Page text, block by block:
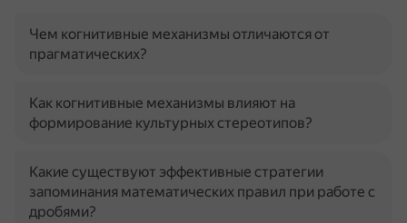
Чем когнитивные механизмы отличаются от
прагматических?
Как когнитивные механизмы влияют на
формирование культурных стереотипов?
Какие существуют эффективные стратегии
запоминания математических правил при работе с
дробями?